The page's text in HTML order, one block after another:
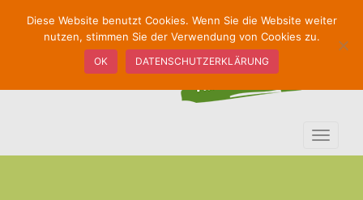
i
Diese Website benutzt Cookies. Wenn Sie die Website weiter
nutzen, stimmen Sie der Verwendung von Cookies zu.
OK DATENSCHUTZERKLÄRUNG